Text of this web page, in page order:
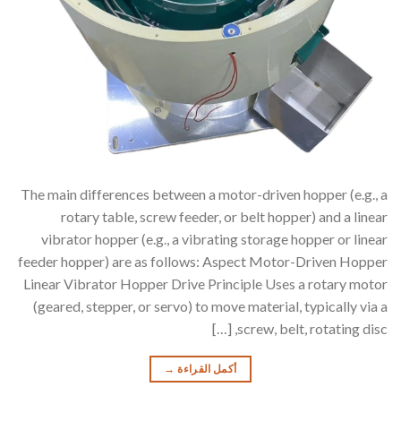
The main differences between a motor-driven hopper (e.g., a
rotary table, screw feeder, or belt hopper) and a linear
vibrator hopper (e.g., a vibrating storage hopper or linear
feeder hopper) are as follows: Aspect Motor-Driven Hopper
Linear Vibrator Hopper Drive Principle Uses a rotary motor
(geared, stepper, or servo) to move material, typically via a
screw, belt, rotating disc, […]
أكمل القراءة →